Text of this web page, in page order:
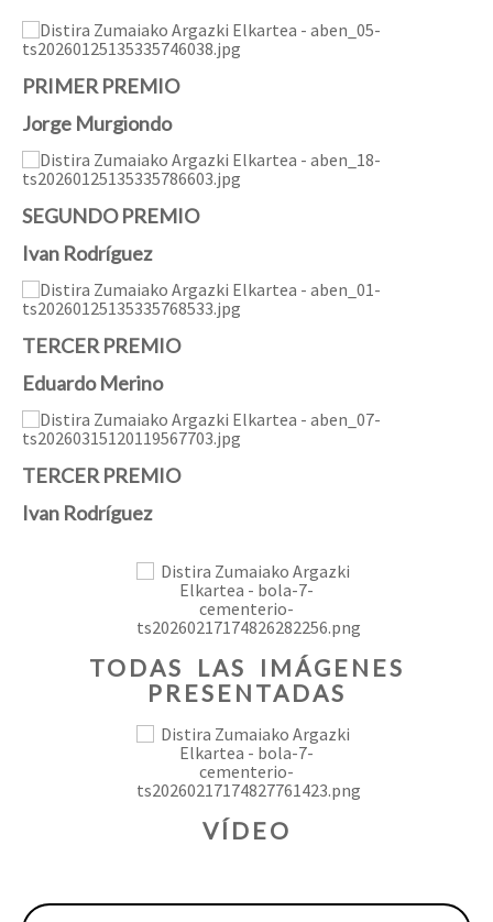
PRIMER PREMIO
Jorge Murgiondo
SEGUNDO PREMIO
Ivan Rodríguez
TERCER PREMIO
Eduardo Merino
TERCER PREMIO
Ivan Rodríguez
TODAS LAS IMÁGENES
PRESENTADAS
VÍDEO